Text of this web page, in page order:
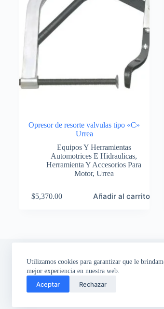
Utilizamos cookies para garantizar que le
mejor experiencia en nuestra web.
Aceptar Rechazar
Opresor de resorte valvulas tipo «C»
Urrea
Equipos Y Herramientas
Automotrices E Hidraulicas,
Herramienta Y Accesorios Para
Motor, Urrea
$5,370.00 Añadir al carrito